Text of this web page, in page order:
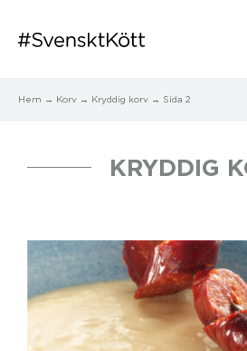
Hem Korv Kryddig korv Sida 2
KRYDDIG
Sida